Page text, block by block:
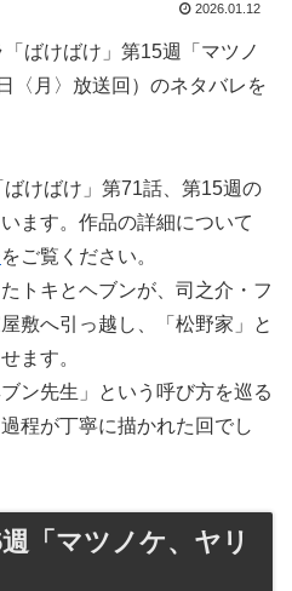
2026.01.12
ばけばけ」第15週「マツノ
〈月〉放送回）のネタバレを
けばけ」第71話、第15週の
ます。作品の詳細について
をご覧ください。
トキとヘブンが、司之介・フ
敷へ引っ越し、「松野家」と
ます。
ン先生」という呼び方を巡る
程が丁寧に描かれた回でし
「マツノケ、ヤリ